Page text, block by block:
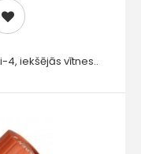
iekšējās vītnes..